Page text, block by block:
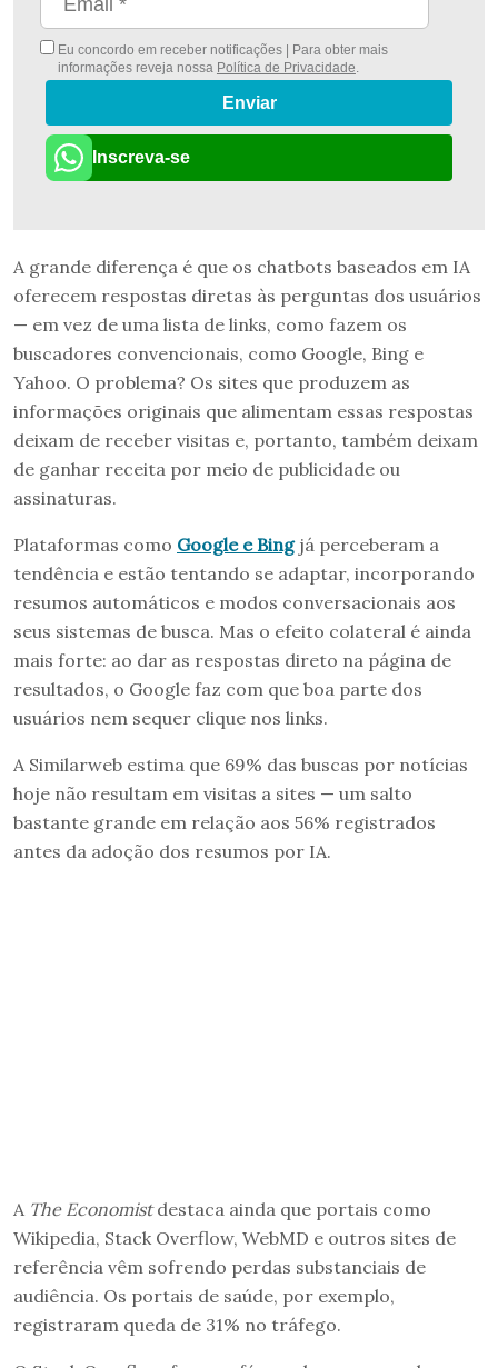
Eu concordo em receber notificações | Para obter mais
informações reveja nossa Política de Privacidade
Enviar
Inscreva-se
A grande diferença é que os chatbots baseados em IA
oferecem respostas diretas às perguntas dos usuários
— em vez de uma lista de links, como fazem os
buscadores convencionais, como Google, Bing e
Yahoo. O problema? Os sites que produzem as
informações originais que alimentam essas respostas
deixam de receber visitas e, portanto, também deixam
de ganhar receita por meio de publicidade ou
assinaturas.
Plataformas como Google e Bingjá perceberam a
tendência e estão tentando se adaptar, incorporando
resumos automáticos e modos conversacionais aos
seus sistemas de busca. Mas o efeito colateral é ainda
mais forte: ao dar as respostas direto na página de
resultados, o Google faz com que boa parte dos
usuários nem sequer clique nos links.
A Similarweb estima que 69% das buscas por notícias
hoje não resultam em visitas a sites — um salto
bastante grande em relação aos 56% registrados
antes da adoção dos resumos por IA.
A The Economistdestaca ainda que portais como
Wikipedia, Stack Overflow, WebMD e outros sites de
referência vêm sofrendo perdas substanciais de
audiência. Os portais de saúde, por exemplo,
registraram queda de 31% no tráfego.